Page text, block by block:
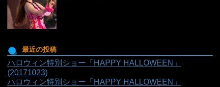
最近の投稿
ハロウィン特別ショー「HAPPY HALLOWEEN」
(20171023)
ハロウィン特別ショー「HAPPY HALLOWEEN」